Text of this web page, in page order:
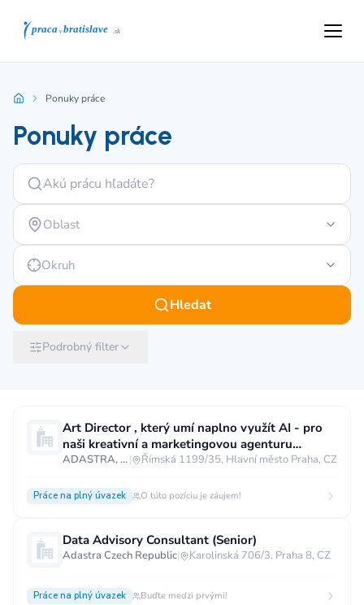
Ponuky práce
Ponuky práce
Oblast
Okruh
Hledat
Podrobný filter
Art Director , který umí naplno využít AI - pro
naši kreativní a marketingovou agenturu
ProbostonADASTRA, s.r.o.| Římská 1199/35, Hlavní město Praha, CZ
Práce na plný úvazek O túto pozíciu je záujem!
Data Advisory Consultant (Senior)
Adastra Czech Republic| Karolinská 706/3, Praha 8, CZ
Práce na plný úvazek Buďte medzi prvými!
Měsíční plat
neuvedeno 0 až 30 000 CZK
30 000 CZK a více
40 000 CZK a více
Ostatní mzdy
za hodinu za manday